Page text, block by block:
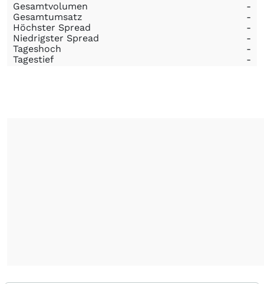
Gesamtvolumen
-
Gesamtumsatz
-
Höchster Spread
-
Niedrigster Spread
-
Tageshoch
-
Tagestief
-